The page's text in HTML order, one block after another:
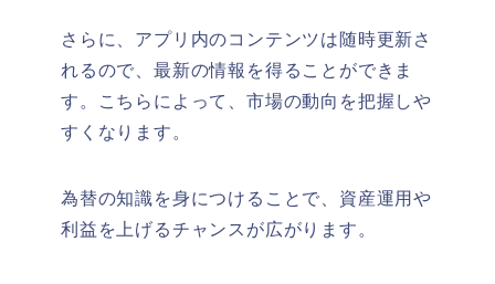
さらに、アプリ内のコンテンツは随時更新さ
れるので、最新の情報を得ることができま
す。こちらによって、市場の動向を把握しや
すくなります。
為替の知識を身につけることで、資産運用や
利益を上げるチャンスが広がります。